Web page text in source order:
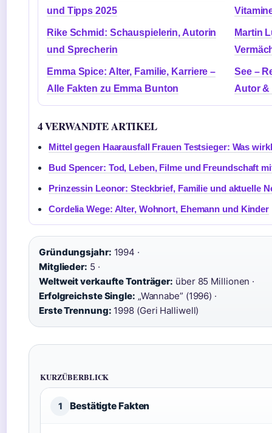
und Tipps 2025
Rike Schmid: Schauspielerin, Autorin
und Sprecherin
Martin
Emma Spice: Alter, Familie, Karriere –
Alle Fakten zu Emma Bunton
See –
Autor &
4 VERWANDTE ARTIKEL
Mittel gegen Haarausfall Frauen Testsieger: Was
Bud Spencer: Tod, Leben, Filme und Freundschaft
Prinzessin Leonor: Steckbrief, Familie und aktuelle
Cordelia Wege: Alter, Wohnort, Ehemann und Kinder
Gründungsjahr: 1994 ·
Mitglieder: 5 ·
Weltweit verkaufte Tonträger: über 85 Millionen ·
Erfolgreichste Single: „Wannabe” (1996) ·
Erste Trennung: 1998 (Geri Halliwell)
KURZÜBERBLICK
1 Bestätigte Fakten